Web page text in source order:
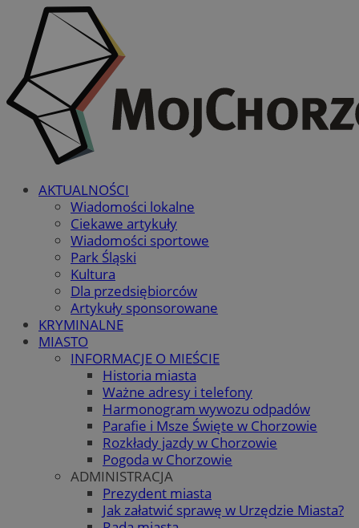
AKTUALNOŚCI
Wiadomości lokalne
Ciekawe artykuły
Wiadomości sportowe
Park Śląski
Kultura
Dla przedsiębiorców
Artykuły sponsorowane
KRYMINALNE
MIASTO
INFORMACJE O MIEŚCIE
Historia miasta
Ważne adresy i telefony
Harmonogram wywozu odpadów
Parafie i Msze Święte w Chorzowie
Rozkłady jazdy w Chorzowie
Pogoda w Chorzowie
ADMINISTRACJA
Prezydent miasta
Jak załatwić sprawę w Urzędzie Miasta?